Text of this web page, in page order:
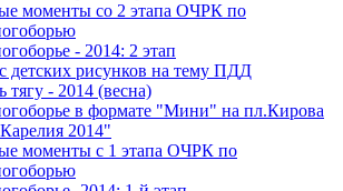
моменты со 2 этапа ОЧРК по
- 2014: 2 этап
детских рисунков на тему ПДД
тягу - 2014 (весна)
в формате "Мини" на пл.Кирова
2014"
моменты с 1 этапа ОЧРК по